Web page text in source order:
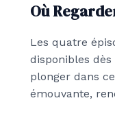
Où
Les quatre
disponibles
plonger dans
émouvante,